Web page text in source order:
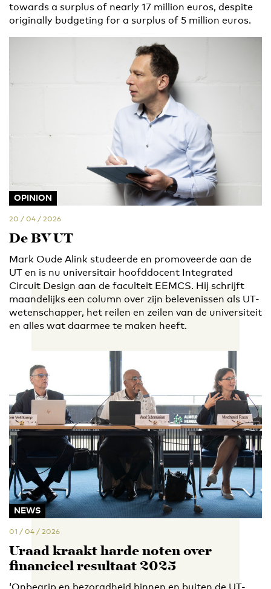
towards a surplus of nearly 17 million euros, despite
originally budgeting for a surplus of 5 million euros.
OPINION
20 / 04 / 2026
De BV UT
Mark Oude Alink studeerde en promoveerde aan de
UT en is nu universitair hoofddocent Integrated
Circuit Design aan de faculteit EEMCS. Hij schrijft
maandelijks een column over zijn belevenissen als UT-
wetenschapper, het reilen en zeilen van de universiteit
en alles wat daarmee te maken heeft.
NEWS
01 / 04 / 2026
Uraad kraakt harde noten over
financieel resultaat 2025
‘Onbegrip en bezorgdheid binnen en buiten de UT-